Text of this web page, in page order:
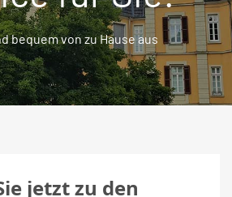
bequem von zu Hause aus
jetzt zu den